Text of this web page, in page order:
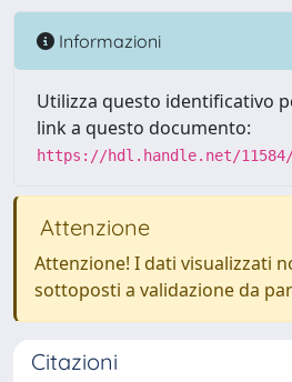
Informazioni
Utilizza questo identificativo
link a questo documento:
https://hdl.handle.net/11584/
Attenzione
Attenzione! I dati visualizzati
sottoposti a validazione da
Citazioni